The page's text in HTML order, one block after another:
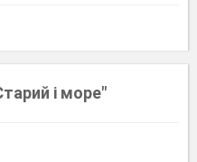
і море"